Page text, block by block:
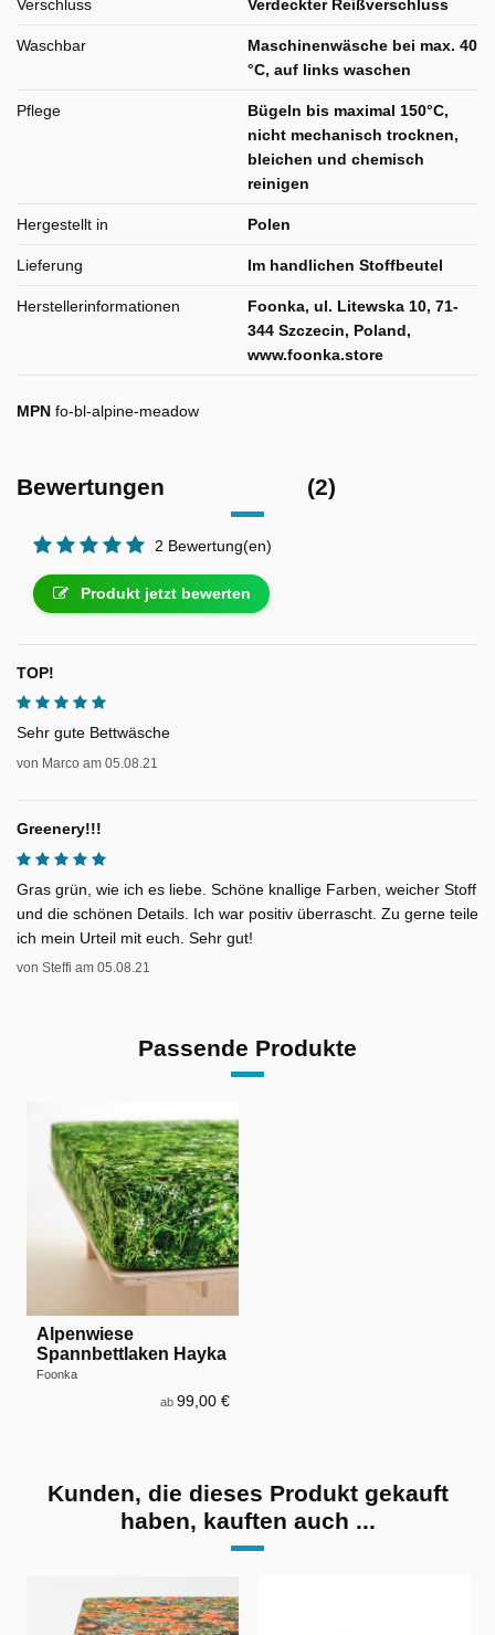
Verschluss Verdeckter Reißverschluss
Waschbar
Maschinenwäsche bei max. 40
°C, auf links waschen
Pflege
Bügeln bis maximal 150°C,
nicht mechanisch trocknen,
bleichen und chemisch
reinigen
Hergestellt in Polen
Lieferung Im handlichen Stoffbeutel
Herstellerinformationen
Foonka, ul. Litewska 10, 71-
344 Szczecin, Poland,
www.foonka.store
MPN fo-bl-alpine-meadow
Bewertungen (2)
2 Bewertung(en)
Produkt jetzt bewerten
TOP!
Sehr gute Bettwäsche
von Marco am 05.08.21
Greenery!!!
Gras grün, wie ich es liebe. Schöne knallige Farben, weicher Stoff
und die schönen Details. Ich war positiv überrascht. Zu gerne teile
ich mein Urteil mit euch. Sehr gut!
von Steffi am 05.08.21
Passende Produkte
Alpenwiese
Spannbettlaken Hayka
Foonka
ab 99,00 €
Kunden, die dieses Produkt gekauft
haben, kauften auch ...